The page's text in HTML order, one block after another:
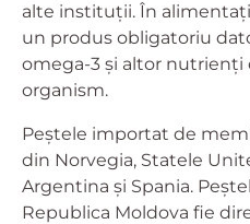
alte instituții. În
un produs obligatoriu
omega-3 și altor nutrienți
organism.
Peștele importat de
din Norvegia, Statele
Argentina și Spania.
Republica Moldova fie